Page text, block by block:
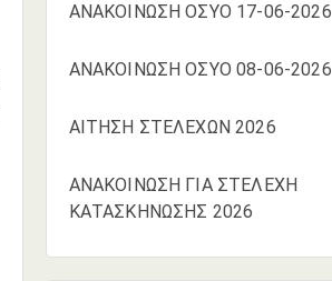
ΑΝΑΚΟΙΝΩΣΗ ΟΣΥΟ 17-06-2026
ΑΝΑΚΟΙΝΩΣΗ ΟΣΥΟ 08-06-2026
ΑΙΤΗΣΗ ΣΤΕΛΕΧΩΝ 2026
ΑΝΑΚΟΙΝΩΣΗ ΓΙΑ ΣΤΕΛΕΧΗ
ΚΑΤΑΣΚΗΝΩΣΗΣ 2026